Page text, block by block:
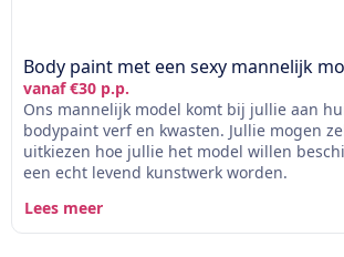
Body paint met een sexy mannelijk
vanaf €30 p.p.
Ons mannelijk model komt bij jullie aan
bodypaint verf en kwasten. Jullie mogen
uitkiezen hoe jullie het model willen
een echt levend kunstwerk worden.
Lees meer